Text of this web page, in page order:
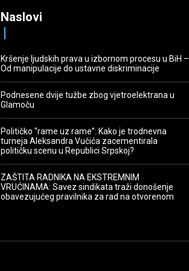
Naslovi
Kršenje ljudskih prava u izbornom procesu u BiH –
Od manipulacije do ustavne diskriminacije
Podnesene dvije tužbe zbog vjetroelektrana u
Glamoču
Političko “rame uz rame”: Kako je trodnevna
turneja Aleksandra Vučića zacementirala
političku scenu u Republici Srpskoj?
ZAŠTITA RADNIKA NA EKSTREMNIM
VRUĆINAMA: Savez sindikata traži donošenje
obavezujućeg pravilnika za rad na otvorenom